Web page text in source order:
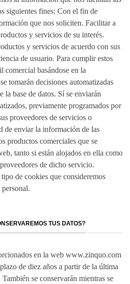
siguientes fines: Con el fin de
que nos soliciten. Facilitar a
y servicios de su interés.
y servicios de acuerdo con sus
de usuario. Para cumplir estos
comercial basándose en la
tomarán decisiones automatizadas
la base de datos. Sí se enviarán
previamente programados por
proveedores de servicios o
de enviar la información de las
productos comerciales que se
tanto si están alojados en ella como
de dicho servicio.
de cookies que consideremos
personal.
TUS DATOS?
en la web www.zinquo.com
de diez años a partir de la última
se conservarán mientras se